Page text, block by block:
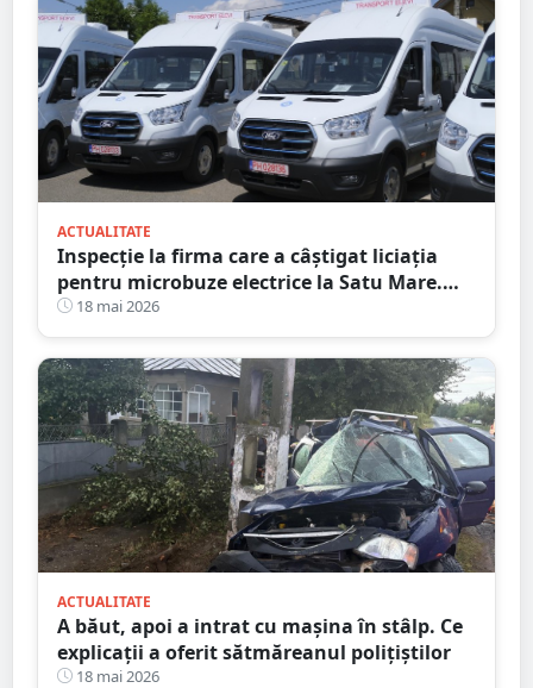
ACTUALITATE
Inspecție la firma care a câștigat liciația
pentru microbuze electrice la Satu Mare.
Consiliul Concurenței a intrat pe fir
18 mai 2026
ACTUALITATE
A băut, apoi a intrat cu mașina în stâlp. Ce
explicații a oferit sătmăreanul polițiștilor
18 mai 2026